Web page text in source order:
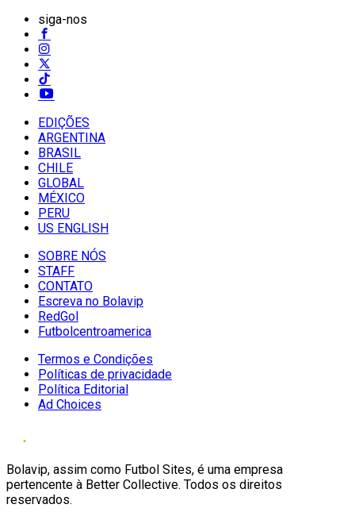
siga-nos
EDIÇÕES
ARGENTINA
BRASIL
CHILE
GLOBAL
MÉXICO
PERU
US ENGLISH
SOBRE NÓS
STAFF
CONTATO
Escreva no Bolavip
RedGol
Futbolcentroamerica
Termos e Condições
Políticas de privacidade
Política Editorial
Ad Choices
Bolavip, assim como Futbol Sites, é uma empresa
pertencente à Better Collective. Todos os direitos
reservados.